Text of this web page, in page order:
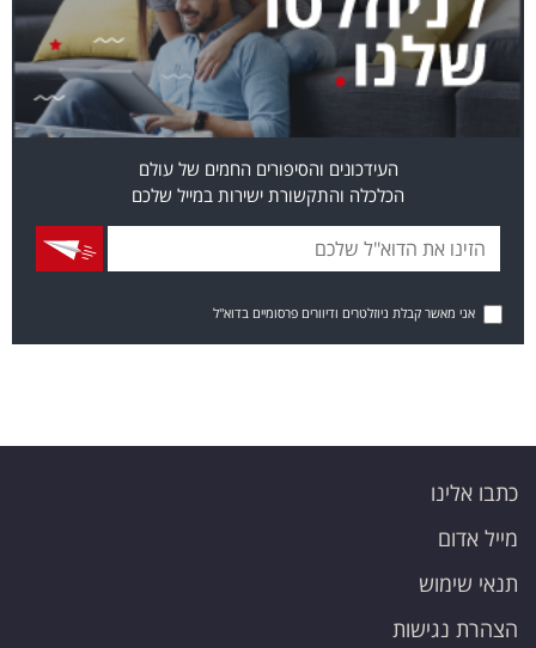
העידכונים והסיפורים החמים של עולם
הכלכלה והתקשורת ישירות במייל שלכם
אני מאשר קבלת ניוזלטרים ודיוורים פרסומיים בדוא"ל
כתבו אלינו
מייל אדום
תנאי שימוש
הצהרת נגישות